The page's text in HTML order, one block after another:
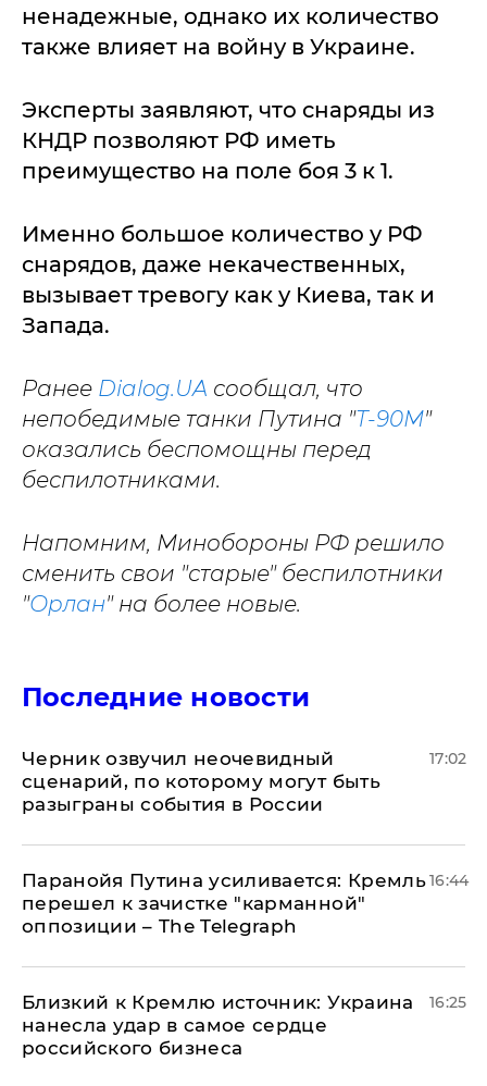
ненадежные, однако их количество
также влияет на войну в Украине.
Эксперты заявляют, что снаряды из
КНДР позволяют РФ иметь
преимущество на поле боя 3 к 1.
Именно большое количество у РФ
снарядов, даже некачественных,
вызывает тревогу как у Киева, так и
Запада.
Ранее Dialog.UA сообщал, что
непобедимые танки Путина "Т-90М"
оказались беспомощны перед
беспилотниками.
Напомним, Минобороны РФ решило
сменить свои "старые" беспилотники
"Орлан" на более новые.
Последние новости
Черник озвучил неочевидный
сценарий, по которому могут быть
разыграны события в России
17:02
Паранойя Путина усиливается: Кремль
перешел к зачистке "карманной"
оппозиции – The Telegraph
16:44
Близкий к Кремлю источник: Украина
нанесла удар в самое сердце
российского бизнеса
16:25